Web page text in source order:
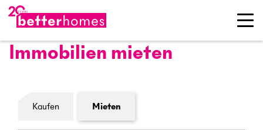
Immobilien mieten
Formular Immobiliensuche
Kaufen Mieten